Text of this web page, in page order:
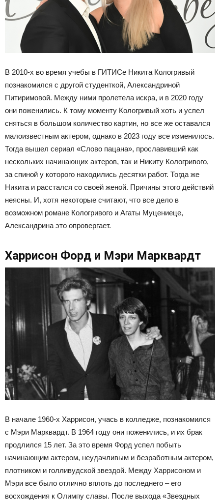
В 2010-х во время учебы в ГИТИСе Никита Кологривый
познакомился с другой студенткой, Александриной
Питиримовой. Между ними пролетела искра, и в 2020 году
они поженились. К тому моменту Кологривый хоть и успел
сняться в большом количество картин, но все же оставался
малоизвестным актером, однако в 2023 году все изменилось.
Тогда вышел сериал «Слово пацана», прославивший как
нескольких начинающих актеров, так и Никиту Кологривого,
за спиной у которого находились десятки работ. Тогда же
Никита и расстался со своей женой. Причины этого действий
неясны. И, хотя некоторые считают, что все дело в
возможном романе Кологривого и Агаты Муцениеце,
Александрина это опровергает.
Харрисон Форд и Мэри Марквардт
В начале 1960-х Харрисон, учась в колледже, познакомился
с Мэри Марквардт. В 1964 году они поженились, и их брак
продлился 15 лет. За это время Форд успел побыть
начинающим актером, неудачливым и безработным актером,
плотником и голливудской звездой. Между Харрисоном и
Мэри все было отлично вплоть до последнего – его
восхождения к Олимпу славы. После выхода «Звездных